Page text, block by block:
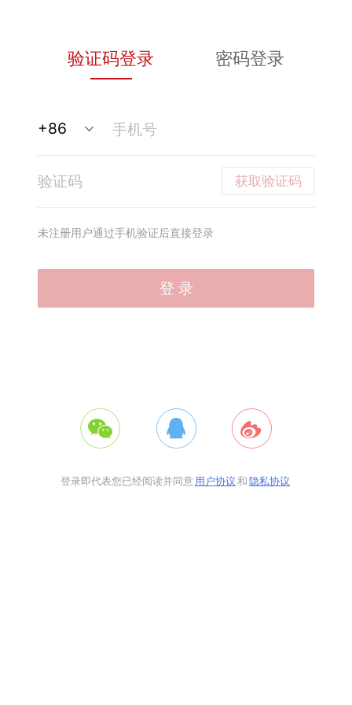
验证码登录 密码登录
获取验证码
未注册用户通过手机验证后直接登录
登 录
登录即代表您已经阅读并同意用户协议和隐私协议